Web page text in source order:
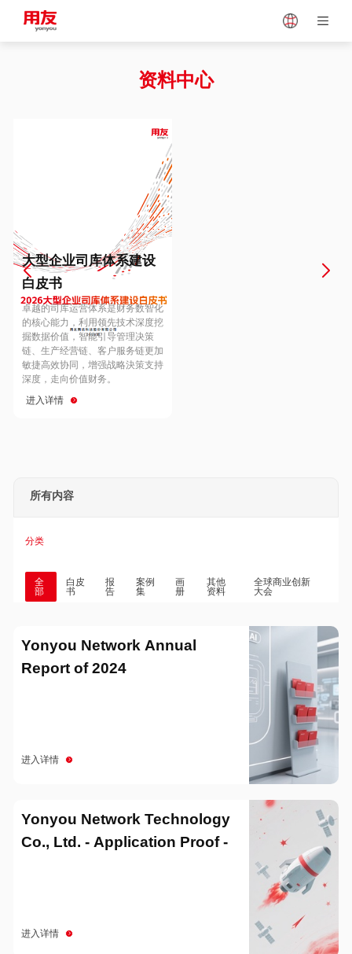
Vietnam
Europe
Hungary
Hong Kong
资料中心
大型企业司库体系建设
白皮书
卓越的司库运营体系是财务数智化
的核心能力，利用领先技术深度挖
掘数据价值，智能引导管理决策
链、生产经营链、客户服务链更加
敏捷高效协同，增强战略決策支持
深度，走向价值财务。
进入详情
所有内容
分类
全
部
白皮
书
报
告
案例
集
画
册
其他
资料
全球商业创新
大会
Yonyou Network Annual
Report of 2024
进入详情
Yonyou Network Technology
Co., Ltd. - Application Proof -
进入详情